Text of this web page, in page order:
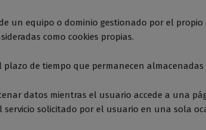
un equipo o dominio gestionado por el
como cookies propias.
de tiempo que permanecen
datos mientras el usuario accede a una
solicitado por el usuario en una sola